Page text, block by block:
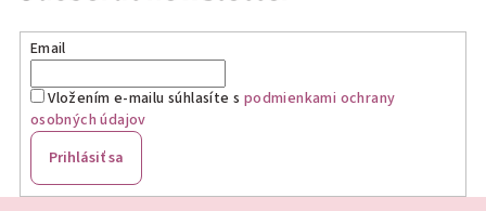
Email
Vložením e-mailu súhlasíte s podmienkami ochrany
osobných údajov
Prihlásiť sa